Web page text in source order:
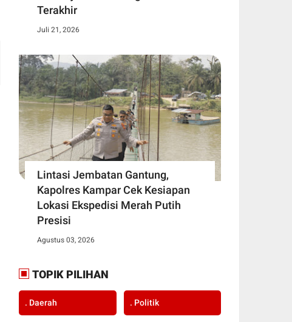
Terakhir
Juli 21, 2026
Lintasi Jembatan Gantung,
Kapolres Kampar Cek Kesiapan
Lokasi Ekspedisi Merah Putih
Presisi
Agustus 03, 2026
TOPIK PILIHAN
. Daerah . Politik